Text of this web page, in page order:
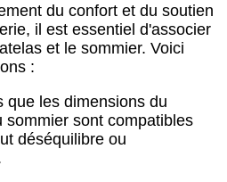
du confort et du soutien
il est essentiel d'associer
et le sommier. Voici
:
que les dimensions du
sommier sont compatibles
déséquilibre ou